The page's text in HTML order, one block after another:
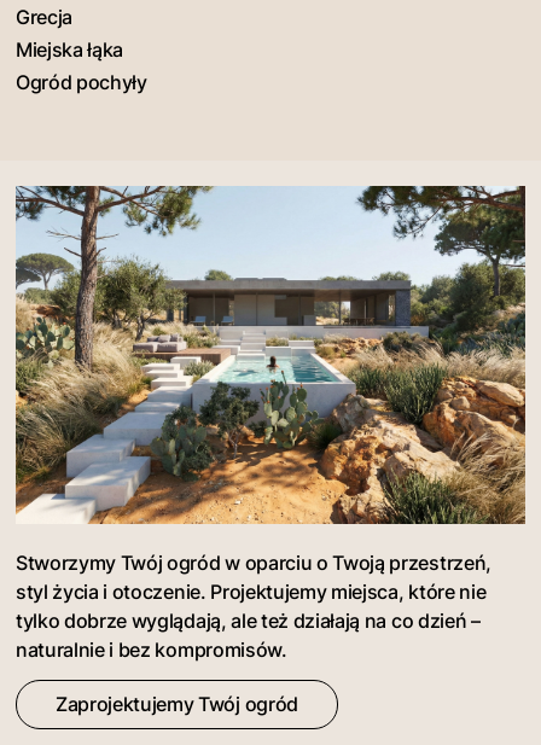
Grecja
Miejska łąka
Ogród pochyły
Stworzymy Twój ogród w oparciu o Twoją przestrzeń,
styl życia i otoczenie. Projektujemy miejsca, które nie
tylko dobrze wyglądają, ale też działają na co dzień –
naturalnie i bez kompromisów.
Zaprojektujemy Twój ogród